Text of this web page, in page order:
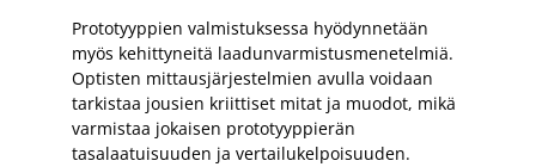
Prototyyppien valmistuksessa hyödynnetään
myös kehittyneitä laadunvarmistusmenetelmiä.
Optisten mittausjärjestelmien avulla voidaan
tarkistaa jousien kriittiset mitat ja muodot, mikä
varmistaa jokaisen prototyyppierän
tasalaatuisuuden ja vertailukelpoisuuden.